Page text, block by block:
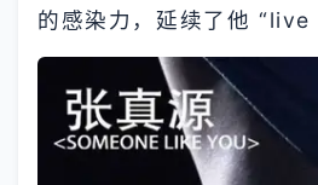
的感染力，延续了他 “live